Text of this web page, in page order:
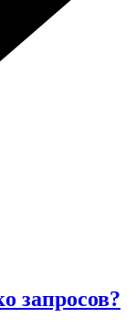
запросов?